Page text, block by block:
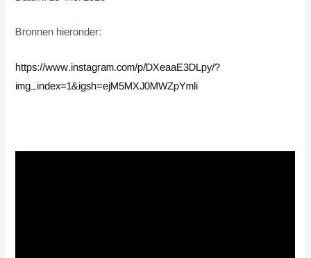
Bronnen hieronder:
https://www.instagram.com/p/DXeaaE3DLpy/?
img_index=1&igsh=ejM5MXJ0MWZpYmli